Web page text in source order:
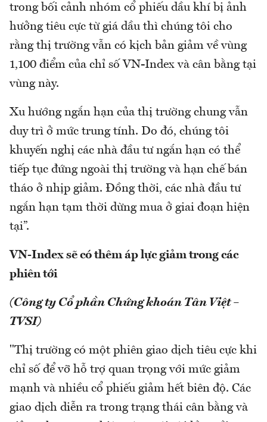
trong bối cảnh nhóm cổ phiếu dầu khí bị ảnh
hưởng tiêu cực từ giá dầu thì chúng tôi cho
rằng thị trường vẫn có kịch bản giảm về vùng
1,100 điểm của chỉ số VN-Index và cân bằng tại
vùng này.
Xu hướng ngắn hạn của thị trường chung vẫn
duy trì ở mức trung tính. Do đó, chúng tôi
khuyến nghị các nhà đầu tư ngắn hạn có thể
tiếp tục đứng ngoài thị trường và hạn chế bán
tháo ở nhịp giảm. Đồng thời, các nhà đầu tư
ngắn hạn tạm thời dừng mua ở giai đoạn hiện
tại”.
VN-Index sẽ có thêm áp lực giảm trong các
phiên tới
(Công ty Cổ phần Chứng khoán Tân Việt –
TVSI)
"Thị trường có một phiên giao dịch tiêu cực khi
chỉ số để vỡ hỗ trợ quan trọng với mức giảm
mạnh và nhiều cổ phiếu giảm hết biên độ. Các
giao dịch diễn ra trong trạng thái cân bằng và